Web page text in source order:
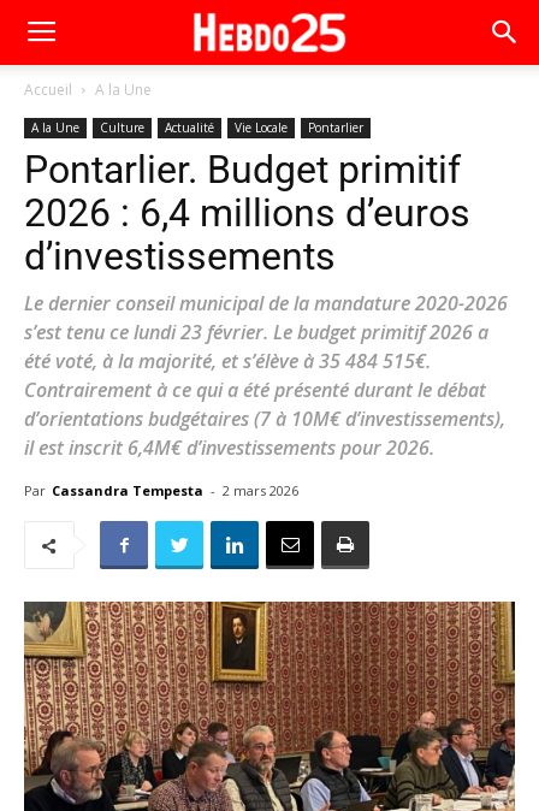
Accueil A la Une
A la Une Culture Actualité Vie Locale Pontarlier
Pontarlier. Budget primitif
2026 : 6,4 millions d’euros
d’investissements
Le dernier conseil municipal de la mandature 2020-2026
s’est tenu ce lundi 23 février. Le budget primitif 2026 a
été voté, à la majorité, et s’élève à 35 484 515€.
Contrairement à ce qui a été présenté durant le débat
d’orientations budgétaires (7 à 10M€ d’investissements),
il est inscrit 6,4M€ d’investissements pour 2026.
Par Cassandra Tempesta - 2 mars 2026